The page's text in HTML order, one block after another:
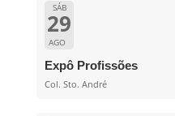
SÁB
29
AGO
Expô Profissões
Col. Sto. André